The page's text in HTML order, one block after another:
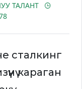
ТАЛАНТ
сталкинг
караган